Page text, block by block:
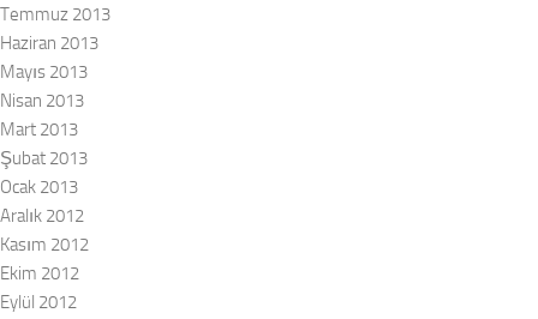
Temmuz 2013
Haziran 2013
Mayıs 2013
Nisan 2013
Mart 2013
Şubat 2013
Ocak 2013
Aralık 2012
Kasım 2012
Ekim 2012
Eylül 2012